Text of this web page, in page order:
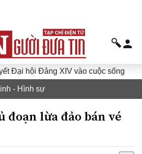
hội Đảng XIV vào cuộc sống
- Hình sự
đoạn lừa đảo bán vé